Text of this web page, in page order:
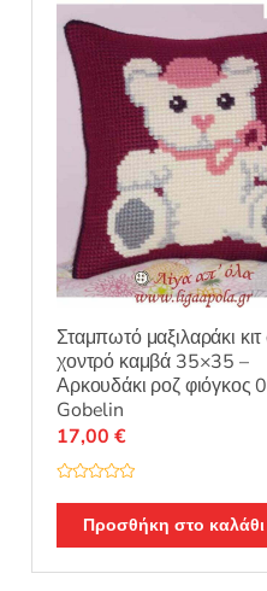
Σταμπωτό μαξιλαράκι
χοντρό καμβά 35×35 –
Αρκουδάκι ροζ φιόγκος
Gobelin
α
ο
ο
17,00 €
Προσθήκη στο καλάθι